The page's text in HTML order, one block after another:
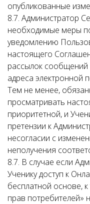
опубликованные
8.7. Администратор
необходимые меры
уведомлению
настоящего
рассылок
адреса электронной
Тем не менее,
просматривать
приоритетной, и
претензии к
несогласии с
неполучения
8.7. В случае если
Ученику доступ к
бесплатной основе,
прав потребителей»